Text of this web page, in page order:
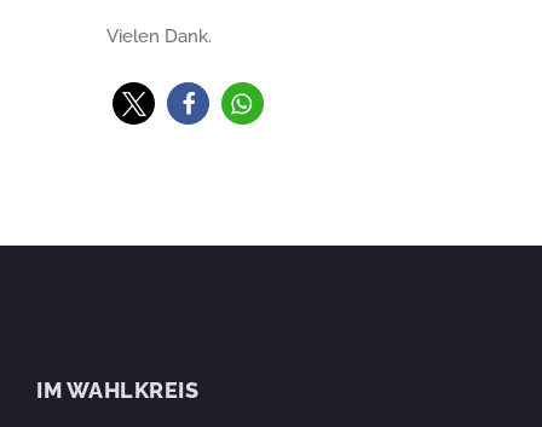
Vielen Dank.
IM WAHLKREIS